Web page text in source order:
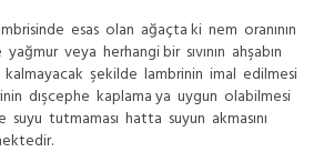
esas olan ağaçta ki nem oranının
veya herhangi bir sıvının ahşabın
kalmayacak şekilde lambrinin imal edilmesi
dışcephe kaplama ya uygun olabilmesi
tutmaması hatta suyun akmasını